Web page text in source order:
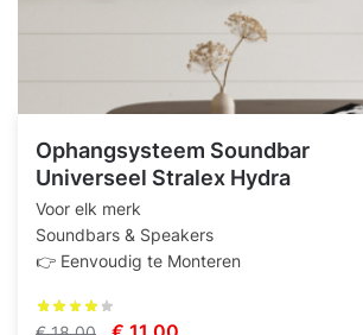
Ophangsysteem Soundbar
Universeel Stralex Hydra
Voor elk merk
Soundbars & Speakers
👉 Eenvoudig te Monteren
Oorspronkelijke